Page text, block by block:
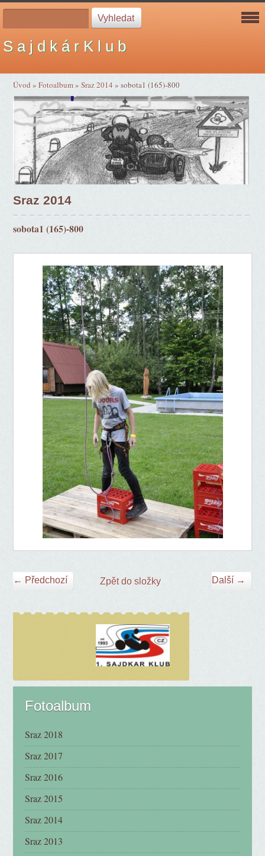
S a j d k á r K l u b
Úvod »Fotoalbum»Sraz 2014»sobota1 (165)-800
Sraz 2014
sobota1 (165)-800
← Předchozí Další →
Zpět do složky
Fotoalbum
Sraz 2018
Sraz 2017
Sraz 2016
Sraz 2015
Sraz 2014
Sraz 2013